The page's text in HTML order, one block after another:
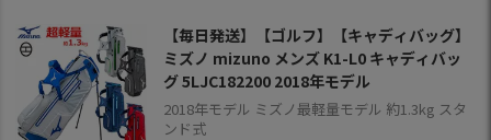
【毎日発送】【ゴルフ】【キャディバッグ】
ミズノ mizuno メンズ K1-L0 キャディバッ
グ 5LJC182200 2018年モデル
2018年モデル ミズノ最軽量モデル 約1.3kg スタ
ンド式